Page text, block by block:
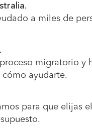
a miles de
migratorio y
cómo ayudarte.
para que elijas